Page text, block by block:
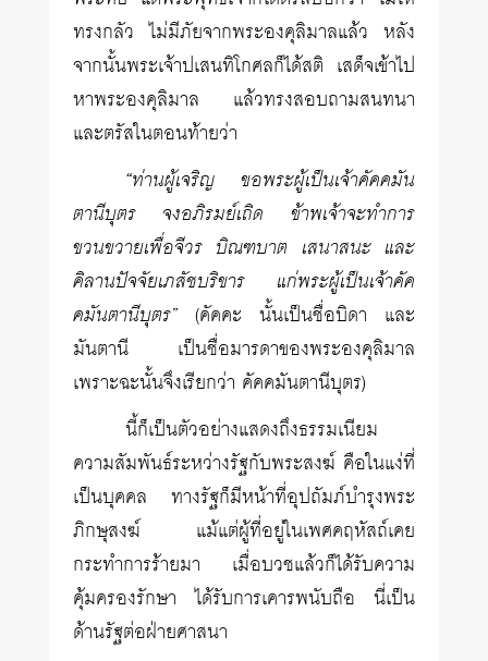
ทรงกลัว ไม่มีภัยจากพระองคุลิมาลแล้ว หลัง
จากนั้นพระเจ้าปเสนทิโกศลก็ได้สติ เสด็จเข้าไป
หาพระองคุลิมาล แล้วทรงสอบถามสนทนา
และตรัสในตอนท้ายว่า
“ท่านผู้เจริญ ขอพระผู้เป็นเจ้าคัคคมัน
ตานีบุตร จงอภิรมย์เถิด ข้าพเจ้าจะทำการ
ขวนขวายเพื่อจีวร บิณฑบาต เสนาสนะ และ
คิลานปัจจัยเภสัชบริขาร แก่พระผู้เป็นเจ้าคัค
คมันตานีบุตร”(คัคคะ นั้นเป็นชื่อบิดา และ
มันตานี เป็นชื่อมารดาของพระองคุลิมาล
เพราะฉะนั้นจึงเรียกว่า คัคคมันตานีบุตร)
นี้ก็เป็นตัวอย่างแสดงถึงธรรมเนียม
ความสัมพันธ์ระหว่างรัฐกับพระสงฆ์ คือในแง่ที่
เป็นบุคคล ทางรัฐก็มีหน้าที่อุปถัมภ์บำรุงพระ
ภิกษุสงฆ์ แม้แต่ผู้ที่อยู่ในเพศคฤหัสถ์เคย
กระทำการร้ายมา เมื่อบวชแล้วก็ได้รับความ
คุ้มครองรักษา ได้รับการเคารพนับถือ นี่เป็น
ด้านรัฐต่อฝ่ายศาสนา